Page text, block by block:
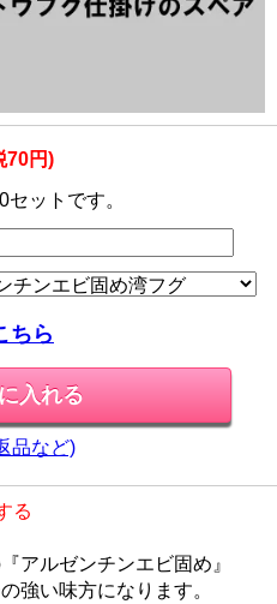
70円)
セットです。
ちら
品など)
る
アルゼンチンエビ固め』
強い味方になります。